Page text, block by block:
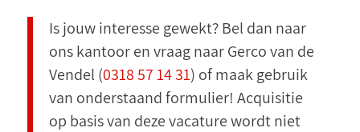
Is jouw interesse gewekt? Bel dan naar
ons kantoor en vraag naar Gerco van de
Vendel (0318 57 14 31) of maak gebruik
van onderstaand formulier! Acquisitie
op basis van deze vacature wordt niet